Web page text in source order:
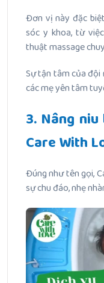
Đơn vị này đặc
sóc y khoa, từ
thuật massage
Sự tận tâm của đội
các mẹ yên tâm
3. Nâng
Care With
Đúng như tên gọi,
sự chu đáo, nhẹ